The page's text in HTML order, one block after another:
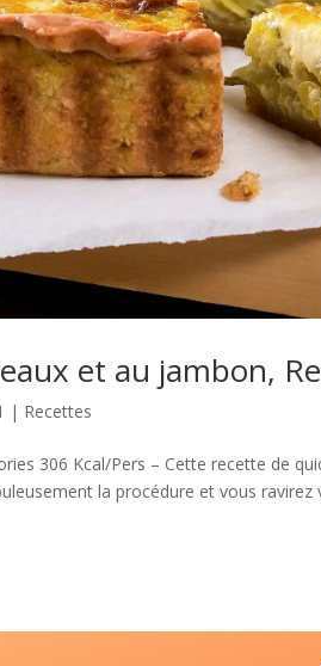
et au jambon,
| Recettes
306 Kcal/Pers – Cette recette de
la procédure et vous